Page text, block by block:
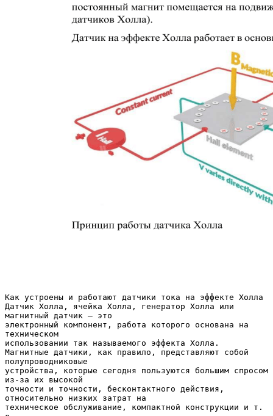
Как устроены и работают датчики тока на эффекте Холла
Датчик Холла, ячейка Холла, генератор Холла или
магнитный датчик — это
электронный компонент, работа которого основана на
техническом
использовании так называемого эффекта Холла.
Магнитные датчики, как правило, представляют собой
полупроводниковые
устройства, которые сегодня пользуются большим спросом
из-за их высокой
точности и точности, бесконтактного действия,
относительно низких затрат на
техническое обслуживание, компактной конструкции и т.